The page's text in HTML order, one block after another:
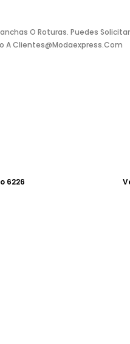
O Roturas. Puedes
A Clientes@modaexpress.com
6226